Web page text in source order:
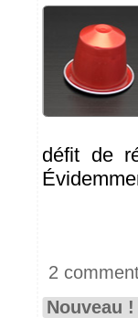
défit de
2
Nouveau